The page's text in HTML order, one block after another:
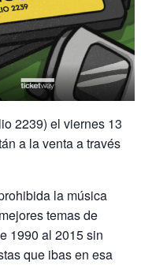
2239) el viernes 13
a la venta a través
la música
temas de
1990 al 2015 sin
que ibas en esa